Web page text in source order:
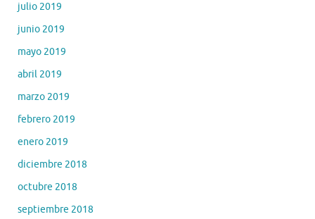
julio 2019
junio 2019
mayo 2019
abril 2019
marzo 2019
febrero 2019
enero 2019
diciembre 2018
octubre 2018
septiembre 2018